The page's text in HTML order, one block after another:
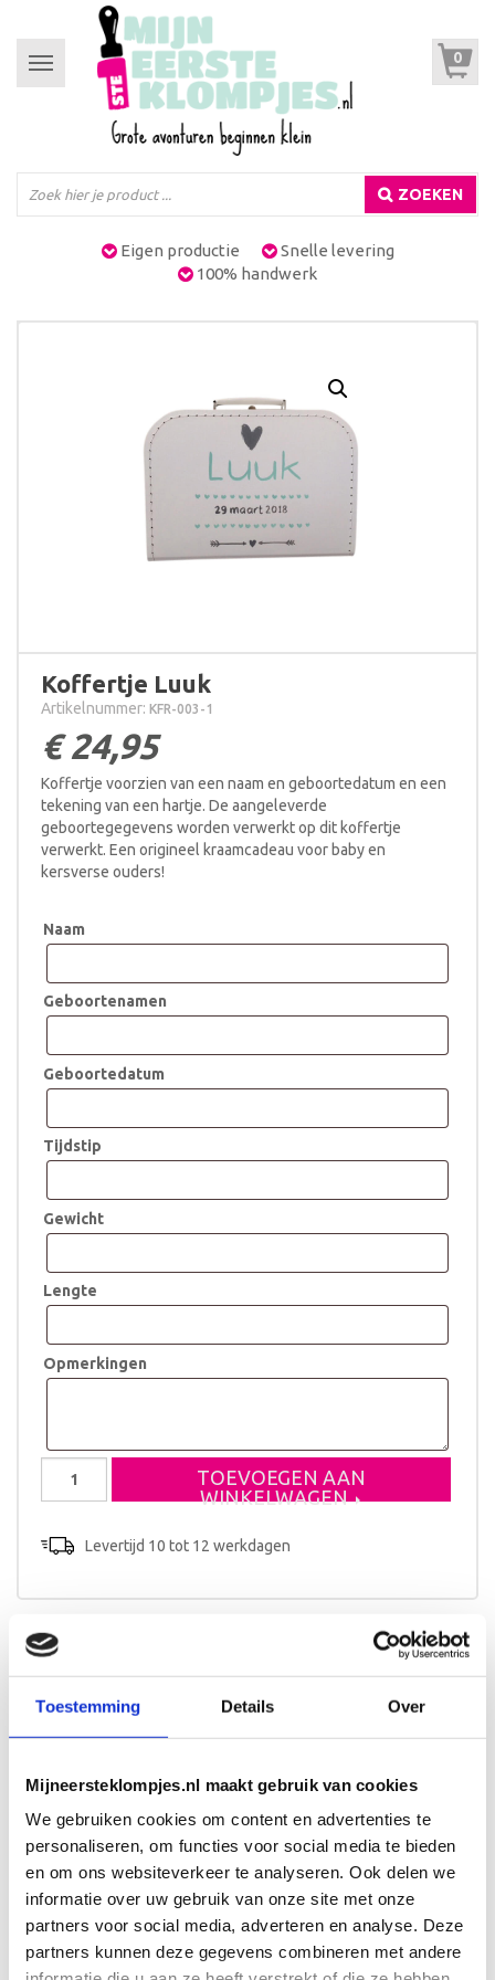
Toestemming Details Over
Mijneersteklompjes.nl maakt gebruik van cookies
We gebruiken cookies om content en advertenties te
personaliseren, om functies voor social media te bieden
en om ons websiteverkeer te analyseren. Ook delen we
informatie over uw gebruik van onze site met onze
partners voor social media, adverteren en analyse. Deze
partners kunnen deze gegevens combineren met andere
Toggle
navigation
0
ZOEKEN
Eigen productie
Snelle levering
100% handwerk
Koffertje Luuk
Artikelnummer: KFR-003-1
€24,95
Koffertje voorzien van een naam en geboortedatum en een
tekening van een hartje. De aangeleverde
geboortegegevens worden verwerkt op dit koffertje
verwerkt. Een origineel kraamcadeau voor baby en
kersverse ouders!
Naam
Geboortenamen
Geboortedatum
Tijdstip
Gewicht
Lengte
Opmerkingen
TOEVOEGEN AAN
WINKELWAGEN
Levertijd 10 tot 12 werkdagen
Afmeting en bewerking
Het koffertje is 25cm breed en wordt aan één zijde
beschilderd.